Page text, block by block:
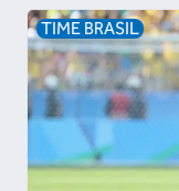
TIME BRASIL